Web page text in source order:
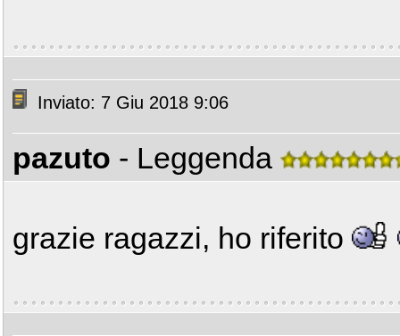
Inviato: 7 Giu 2018 9:06
pazuto - Leggenda
grazie ragazzi, ho riferito